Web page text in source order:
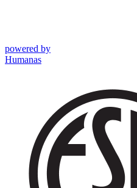
powered by
Humanas